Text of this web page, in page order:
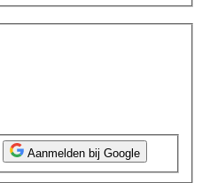
Aanmelden bij Google